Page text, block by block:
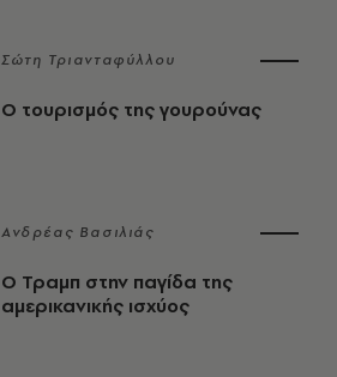
Σώτη Τριανταφύλλου
Ο τουρισμός της γουρούνας
Ανδρέας Βασιλιάς
Ο Τραμπ στην παγίδα της
αμερικανικής ισχύος